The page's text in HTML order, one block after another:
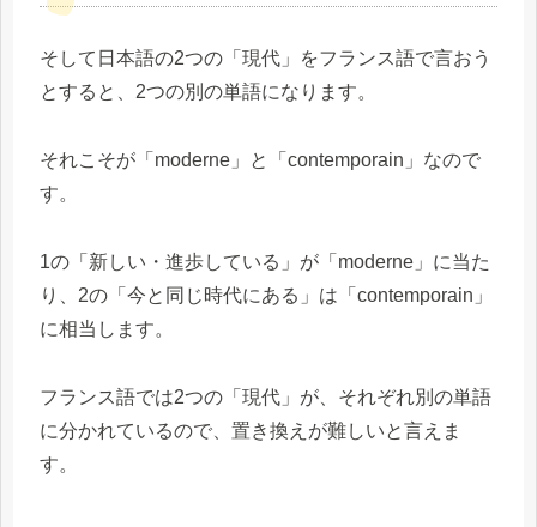
そして日本語の2つの「現代」をフランス語で言おう
とすると、2つの別の単語になります。
それこそが「moderne」と「contemporain」なので
す。
1の「新しい・進歩している」が「moderne」に当た
り、2の「今と同じ時代にある」は「contemporain」
に相当します。
フランス語では2つの「現代」が、それぞれ別の単語
に分かれているので、置き換えが難しいと言えま
す。